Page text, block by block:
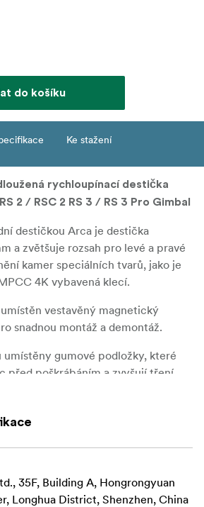
do košíku
Ke stažení
rychloupínací destička
2 / RSC 2 RS 3 / RS 3 Pro Gimbal
destičkou Arca je destička
a zvětšuje rozsah pro levé a pravé
kamer speciálních tvarů, jako je
4K vybavená klecí.
vestavěný magnetický
snadnou montáž a demontáž.
umístěny gumové podložky, které
před poškrábáním a zvyšují tření
35F, Building A, Hongrongyuan
Longhua District, Shenzhen, China